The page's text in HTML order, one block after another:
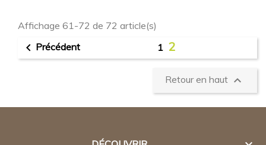
Affichage 61-72 de 72 article(s)
 Précédent 1 2
Retour en haut 